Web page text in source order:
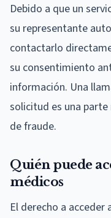
Debido a que un
su representante
contactarlo
su consentimiento
información. Una
solicitud es una
de fraude.
Quién puede
médicos
El derecho a acceder